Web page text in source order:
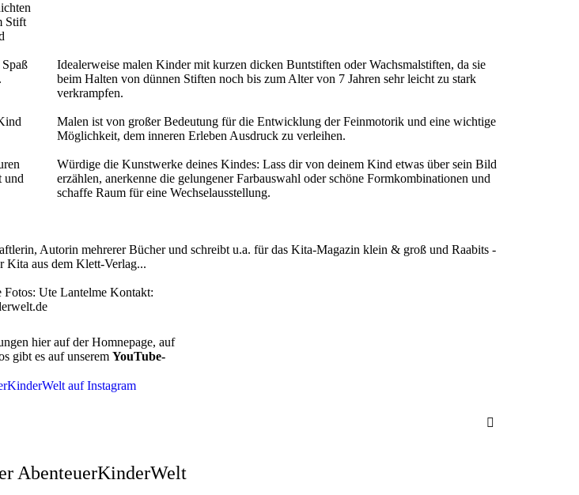
Stift
und
Idealerweise malen Kinder mit kurzen dicken Buntstiften oder Wachsmalstiften, da sie
beim Halten von dünnen Stiften noch bis zum Alter von 7 Jahren sehr leicht zu stark
verkrampfen.
Malen ist von großer Bedeutung für die Entwicklung der Feinmotorik und eine wichtige
Möglichkeit, dem inneren Erleben Ausdruck zu verleihen.
Würdige die Kunstwerke deines Kindes: Lass dir von deinem Kind etwas über sein Bild
erzählen, anerkenne die gelungener Farbauswahl oder schöne Formkombinationen und
schaffe Raum für eine Wechselausstellung.
Autorin mehrerer Bücher und schreibt u.a. für das Kita-Magazin klein & groß und Raabits -
Kita aus dem Klett-Verlag...
Fotos: Ute Lantelme Kontakt:
hier auf der Homnepage, auf
gibt es auf unseremYouTube-
AbenteuerKinderWelt